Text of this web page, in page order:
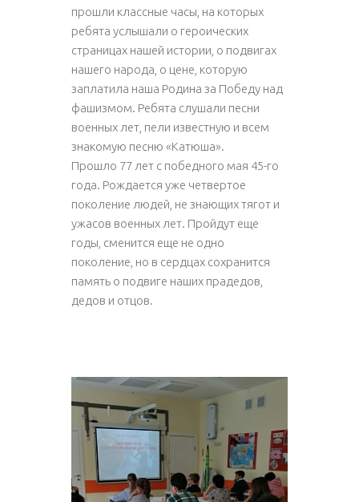
прошли классные часы, на которых
ребята услышали о героических
страницах нашей истории, о подвигах
нашего народа, о цене, которую
заплатила наша Родина за Победу над
фашизмом. Ребята слушали песни
военных лет, пели известную и всем
знакомую песню «Катюша».
Прошло 77 лет с победного мая 45-го
года. Рождается уже четвертое
поколение людей, не знающих тягот и
ужасов военных лет. Пройдут еще
годы, сменится еще не одно
поколение, но в сердцах сохранится
память о подвиге наших прадедов,
дедов и отцов.